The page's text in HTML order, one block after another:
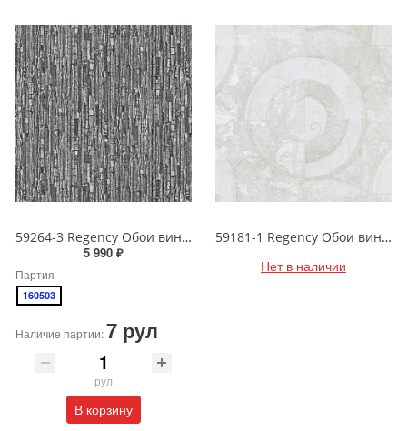
59264-3 Regency Обои виниловые на бумажной основе 1.06*15.5
5 990 ₽
Партия
160503
Наличие партии:7 рул
рул
В корзину
59181-1 Regency Обои виниловые на бумажной основе 1.06*15.5
Нет в наличии